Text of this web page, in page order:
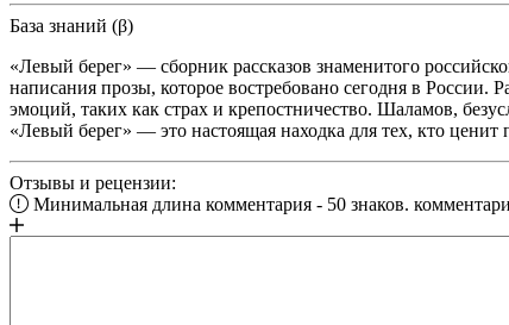
База знаний (β)
«Левый берег» — сборник рассказов знаменитого
написания прозы, которое востребовано сегодня в
эмоций, таких как страх и крепостничество. Шаламов,
«Левый берег» — это настоящая находка для тех, кто ценит
Отзывы и рецензии:
Минимальная длина комментария - 50 знаков.